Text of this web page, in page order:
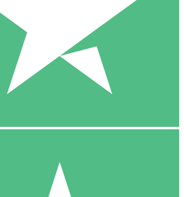
1000
10 Downloads
20 00